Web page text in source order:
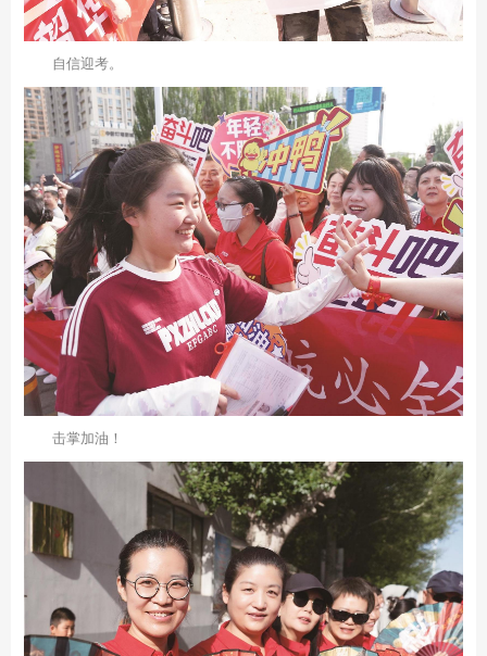
自信迎考。
击掌加油！